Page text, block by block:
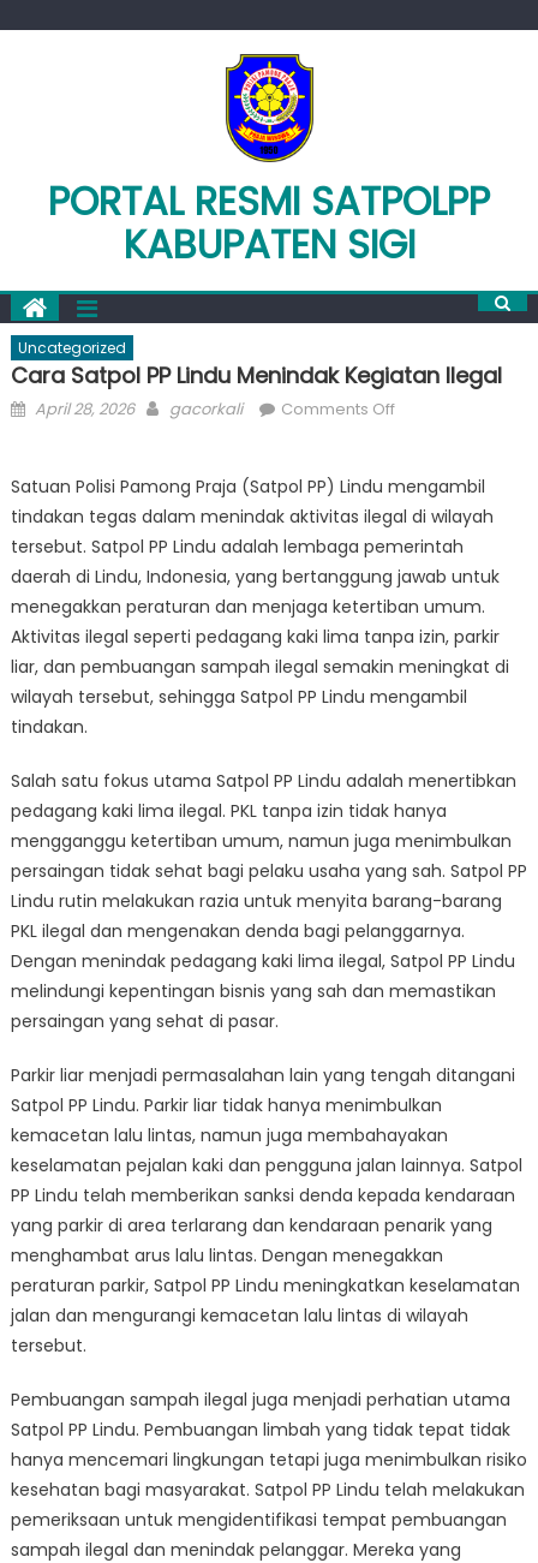
PORTAL RESMI SATPOLPP
KABUPATEN SIGI
Uncategorized
Cara Satpol PP Lindu Menindak Kegiatan Ilegal
Posted
April 28, 2026 Author
gacorkali Comments Offon
PP
Lindu
Menindak
Kegiatan
Ilegal
Satuan Polisi Pamong Praja (Satpol PP) Lindu mengambil
tindakan tegas dalam menindak aktivitas ilegal di wilayah
tersebut. Satpol PP Lindu adalah lembaga pemerintah
daerah di Lindu, Indonesia, yang bertanggung jawab untuk
menegakkan peraturan dan menjaga ketertiban umum.
Aktivitas ilegal seperti pedagang kaki lima tanpa izin, parkir
liar, dan pembuangan sampah ilegal semakin meningkat di
wilayah tersebut, sehingga Satpol PP Lindu mengambil
tindakan.
Salah satu fokus utama Satpol PP Lindu adalah menertibkan
pedagang kaki lima ilegal. PKL tanpa izin tidak hanya
mengganggu ketertiban umum, namun juga menimbulkan
persaingan tidak sehat bagi pelaku usaha yang sah. Satpol PP
Lindu rutin melakukan razia untuk menyita barang-barang
PKL ilegal dan mengenakan denda bagi pelanggarnya.
Dengan menindak pedagang kaki lima ilegal, Satpol PP Lindu
melindungi kepentingan bisnis yang sah dan memastikan
persaingan yang sehat di pasar.
Parkir liar menjadi permasalahan lain yang tengah ditangani
Satpol PP Lindu. Parkir liar tidak hanya menimbulkan
kemacetan lalu lintas, namun juga membahayakan
keselamatan pejalan kaki dan pengguna jalan lainnya. Satpol
PP Lindu telah memberikan sanksi denda kepada kendaraan
yang parkir di area terlarang dan kendaraan penarik yang
menghambat arus lalu lintas. Dengan menegakkan
peraturan parkir, Satpol PP Lindu meningkatkan keselamatan
jalan dan mengurangi kemacetan lalu lintas di wilayah
tersebut.
Pembuangan sampah ilegal juga menjadi perhatian utama
Satpol PP Lindu. Pembuangan limbah yang tidak tepat tidak
hanya mencemari lingkungan tetapi juga menimbulkan risiko
kesehatan bagi masyarakat. Satpol PP Lindu telah melakukan
pemeriksaan untuk mengidentifikasi tempat pembuangan
sampah ilegal dan menindak pelanggar. Mereka yang